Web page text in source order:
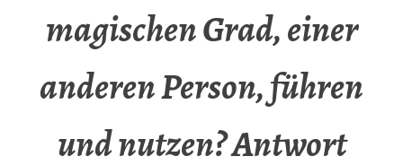
magischen Grad, einer
anderen Person, führen
und nutzen? Antwort